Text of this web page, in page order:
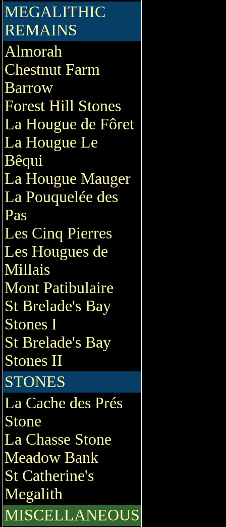
MEGALITHIC
REMAINS
Almorah
Chestnut Farm
Barrow
Forest Hill Stones
La Hougue de Fôret
La Hougue Le
Bêqui
La Hougue Mauger
La Pouquelée des
Pas
Les Cinq Pierres
Les Hougues de
Millais
Mont Patibulaire
St Brelade's Bay
Stones I
St Brelade's Bay
Stones II
STONES
La Cache des Prés
Stone
La Chasse Stone
Meadow Bank
St Catherine's
Megalith
MISCELLANEOUS